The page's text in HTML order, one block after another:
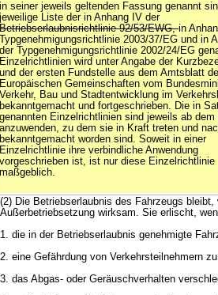
in seiner jeweils geltenden Fassung genannt
jeweilige Liste der in Anhang IV der
Betriebserlaubnisrichtlinie 92/53/EWG,in
Typgenehmigungsrichtlinie 2003/37/EG und in
der Typgenehmigungsrichtlinie 2002/24/EG
Einzelrichtlinien wird unter Angabe der
und der ersten Fundstelle aus dem Amtsblatt
Europäischen Gemeinschaften vom
Verkehr, Bau und Stadtentwicklung im
bekanntgemacht und fortgeschrieben. Die in
genannten Einzelrichtlinien sind jeweils ab dem
anzuwenden, zu dem sie in Kraft treten und
bekanntgemacht worden sind. Soweit in einer
Einzelrichtlinie ihre verbindliche Anwendung
vorgeschrieben ist, ist nur diese Einzelrichtlinie
maßgeblich.
(2) Die Betriebserlaubnis des Fahrzeugs
Außerbetriebsetzung wirksam. Sie erlischt,
1. die in der Betriebserlaubnis genehmigte
2. eine Gefährdung von Verkehrsteilnehmern
3. das Abgas- oder Geräuschverhalten